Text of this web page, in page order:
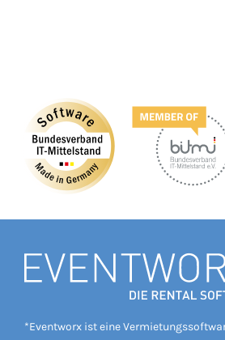
*Eventworx ist eine